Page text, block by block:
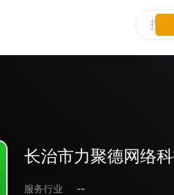
长治市力聚德网络
服务行业
--